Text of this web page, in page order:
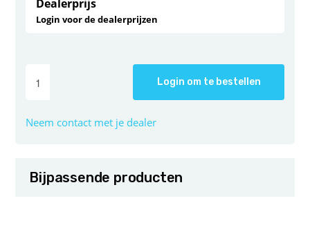
Dealerprijs
Login voor de dealerprijzen
Login om te bestellen
Neem contact met je dealer
Bijpassende producten